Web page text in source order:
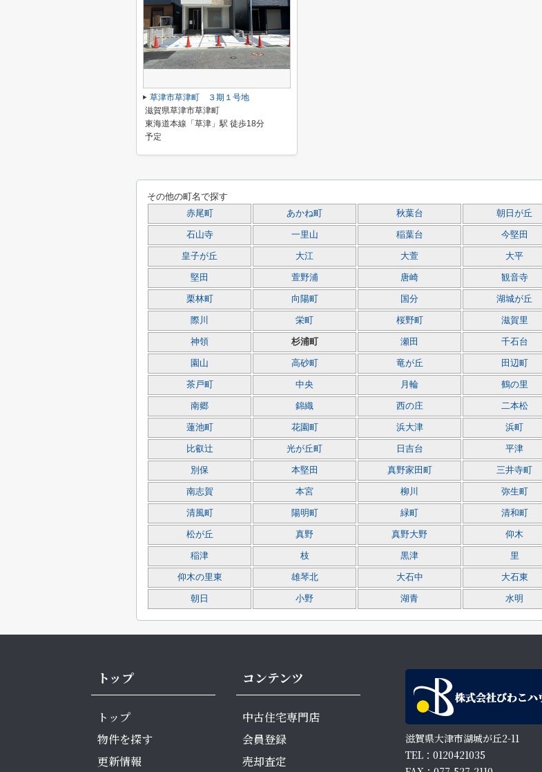
草津市草津町 ３期１号地
滋賀県草津市草津町
東海道本線「草津」駅 徒歩18分
予定
その他の町名で探す
赤尾町 あかね町 秋葉台 朝日が丘
石山寺 一里山 稲葉台 今堅田
皇子が丘 大江 大萱 大平
堅田 萱野浦 唐崎 観音寺
栗林町 向陽町 国分 湖城が丘
際川 栄町 桜野町 滋賀里
神領 杉浦町 瀬田 千石台
園山 高砂町 竜が丘 田辺町
茶戸町 中央 月輪 鶴の里
南郷 錦織 西の庄 二本松
蓮池町 花園町 浜大津 浜町
比叡辻 光が丘町 日吉台 平津
別保 本堅田 真野家田町 三井寺町
南志賀 本宮 柳川 弥生町
清風町 陽明町 緑町 清和町
松が丘 真野 真野大野 仰木
稲津 枝 黒津 里
仰木の里東 雄琴北 大石中 大石東
朝日 小野 湖青 水明
トップ
トップ
物件を探す
更新情報
コンテンツ
中古住宅専門店
会員登録
売却査定
滋賀県大津市湖城が丘2-11
TEL：0120421035